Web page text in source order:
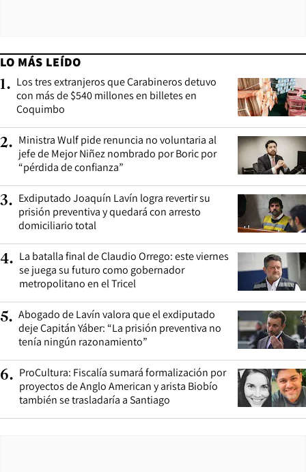
LO MÁS LEÍDO
1. Los tres extranjeros que Carabineros detuvo
con más de $540 millones en billetes en
Coquimbo
2. Ministra Wulf pide renuncia no voluntaria al
jefe de Mejor Niñez nombrado por Boric por
“pérdida de confianza”
3. Exdiputado Joaquín Lavín logra revertir su
prisión preventiva y quedará con arresto
domiciliario total
4. La batalla final de Claudio Orrego: este viernes
se juega su futuro como gobernador
metropolitano en el Tricel
5. Abogado de Lavín valora que el exdiputado
deje Capitán Yáber: “La prisión preventiva no
tenía ningún razonamiento”
6. ProCultura: Fiscalía sumará formalización por
proyectos de Anglo American y arista Biobío
también se trasladaría a Santiago